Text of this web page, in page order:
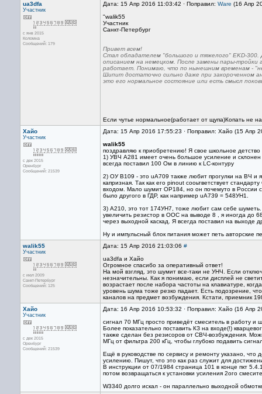
ua3dfa
Участник
с янв 2015
Коломна
Сообщений: 179
Дата: 15 Апр 2016 11:03:42 · Поправил: Ware (16 Апр
"walik55
Участник
Санкт-Петербург
Привет всем!
Стал обладателем "большого и тяжелого" EKD-300.
описанием на немецком. После замены пары-тройки
работает. Понимаю, что по нынешним временам -
Шипит достаточно сильно даже при закороченном
это его нормальное состояние или есть смысл
Если чутье нормальное(работает от щупа)Копать не
Хайо
Участник
с дек 2015
Оренбург
Сообщений: 21539
Дата: 15 Апр 2016 17:55:23 · Поправил: Хайо (15 Апр
walik55
поздравляю к приобретению! Я свое школьное
1) УВЧ А281 имеет очень большое усиление и
всегда поставил 100 Ом в линию к LC-контуру
2) ОУ В109 - это uA709 также любит прогулки на ВЧ и я
капризная. Так как его pinout сооьтветствует
входом. Мало шумит OP184, но он почемуто в России
было другого в ГДР, как например uA739 = 548УН1.
3) А210, это тот 174УН7, тоже любит сам себе
увеличить резистор в ООС на выводе 8 , я иногда до
через выходной каскад. Я всегда поставил на
Ну и импульсный блок питания может петь авторские
walik55
Участник
с июл 2009
Санкт-Петербург
Сообщений: 125
Дата: 15 Апр 2016 21:03:06 #
ua3dfa и Хайо
Огромное спасибо за оперативный ответ!
На мой взгляд, это шумит все-таки не УНЧ. Если
незначительны. Как я понимаю, если дисплей не
возрастает после набора частоты на клавиатуре,
уровень шума тоже резко падает. Есть подозрение,
каналов на предмет возбуждения. Кстати, приемник
Хайо
Участник
с дек 2015
Оренбург
Сообщений: 21539
Дата: 16 Апр 2016 10:53:32 · Поправил: Хайо (16 Апр
сигнал 70 МГц просто приведёт смеситель в работу
Более показательно поставить КЗ на входе(!)
также сделан без резисоров от СВЧ-возбуждения.
МГц от фильтра 200 кГц, чтобы глубоко подавить
Ещё в руководстве по сервису и ремонту указано,
усилению. Пишут, что это как раз служит для
В инструкции от 07/1984 страница 101 в конце пкт
потом возвращаться к установки усиления 2ого
W3340 долго искал - он параллельно выходной